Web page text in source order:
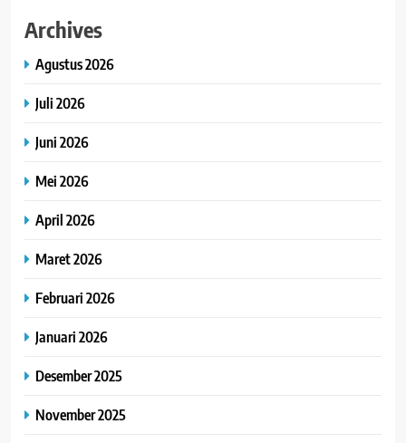
Archives
Agustus 2026
Juli 2026
Juni 2026
Mei 2026
April 2026
Maret 2026
Februari 2026
Januari 2026
Desember 2025
November 2025